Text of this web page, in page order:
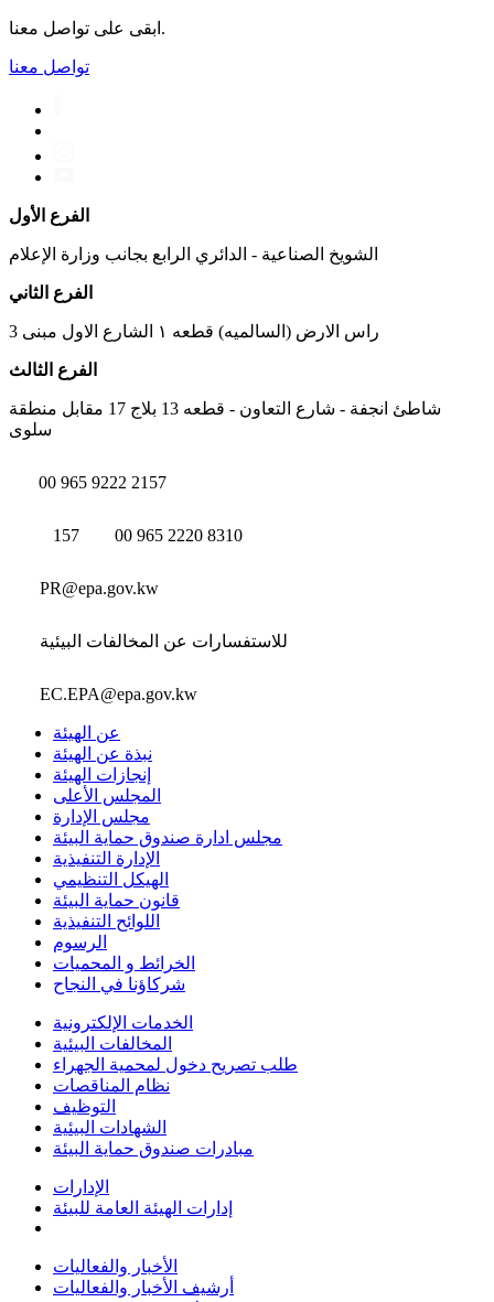
ابقى على تواصل معنا.
تواصل معنا
الفرع الأول
الشويخ الصناعية - الدائري الرابع بجانب وزارة الإعلام
الفرع الثاني
راس الارض (السالميه) قطعه ١ الشارع الاول مبنى 3
الفرع الثالث
شاطئ انجفة - شارع التعاون - قطعه 13 بلاج 17 مقابل منطقة
سلوى
00 965 9222 2157
157 00 965 2220 8310
PR@epa.gov.kw
للاستفسارات عن المخالفات البيئية
EC.EPA@epa.gov.kw
عن الهيئة
نبذة عن الهيئة
إنجازات الهيئة
المجلس الأعلى
مجلس الإدارة
مجلس ادارة صندوق حماية البيئة
الإدارة التنفيذية
الهيكل التنظيمي
قانون حماية البيئة
اللوائح التنفيذية
الرسوم
الخرائط و المحميات
شركاؤنا في النجاح
الخدمات الإلكترونية
المخالفات البيئية
طلب تصريح دخول لمحمية الجهراء
نظام المناقصات
التوظيف
الشهادات البيئية
مبادرات صندوق حماية البيئة
الإدارات
إدارات الهيئة العامة للبيئة
الأخبار والفعاليات
أرشيف الأخبار والفعاليات